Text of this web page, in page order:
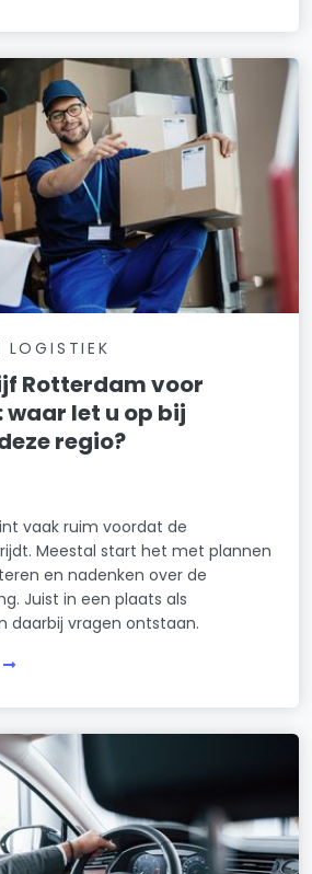
LOGISTIEK
Rotterdam voor
let u op bij
regio?
vaak ruim voordat de
Meestal start het met plannen
en nadenken over de
Juist in een plaats als
daarbij vragen ontstaan.